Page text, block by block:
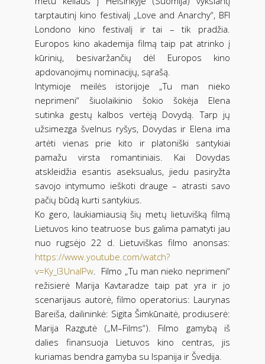
tarptautinį kino festivalį „Love and Anarchy“, BFI
Londono kino festivalį ir tai – tik pradžia.
Europos kino akademija filmą taip pat atrinko į
kūrinių, besivaržančių dėl Europos kino
apdovanojimų nominacijų, sąrašą.
Intymioje meilės istorijoje „Tu man nieko
neprimeni“ šiuolaikinio šokio šokėja Elena
sutinka gestų kalbos vertėją Dovydą. Tarp jų
užsimezga švelnus ryšys, Dovydas ir Elena ima
artėti vienas prie kito ir platoniški santykiai
pamažu virsta romantiniais. Kai Dovydas
atskleidžia esantis aseksualus, jiedu pasiryžta
savojo intymumo ieškoti drauge – atrasti savo
pačių būdą kurti santykius.
Ko gero, laukiamiausią šių metų lietuvišką filmą
Lietuvos kino teatruose bus galima pamatyti jau
nuo rugsėjo 22 d. Lietuviškas filmo anonsas:
https://www.youtube.com/watch?
v=Ky_I3UnalPw. Filmo „Tu man nieko neprimeni“
režisierė Marija Kavtaradze taip pat yra ir jo
scenarijaus autorė, filmo operatorius: Laurynas
Bareiša, dailininkė: Sigita Šimkūnaitė, prodiuserė:
Marija Razgutė („M–Films“). Filmo gamybą iš
dalies finansuoja Lietuvos kino centras, jis
kuriamas bendra gamyba su Ispanija ir Švedija.